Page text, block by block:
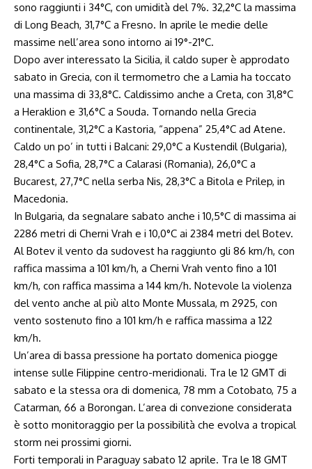
sono raggiunti i 34°C, con umidità del 7%. 32,2°C la massima
di Long Beach, 31,7°C a Fresno. In aprile le medie delle
massime nell’area sono intorno ai 19°-21°C.
Dopo aver interessato la Sicilia, il caldo super è approdato
sabato in Grecia, con il termometro che a Lamia ha toccato
una massima di 33,8°C. Caldissimo anche a Creta, con 31,8°C
a Heraklion e 31,6°C a Souda. Tornando nella Grecia
continentale, 31,2°C a Kastoria, “appena” 25,4°C ad Atene.
Caldo un po’ in tutti i Balcani: 29,0°C a Kustendil (Bulgaria),
28,4°C a Sofia, 28,7°C a Calarasi (Romania), 26,0°C a
Bucarest, 27,7°C nella serba Nis, 28,3°C a Bitola e Prilep, in
Macedonia.
In Bulgaria, da segnalare sabato anche i 10,5°C di massima ai
2286 metri di Cherni Vrah e i 10,0°C ai 2384 metri del Botev.
Al Botev il vento da sudovest ha raggiunto gli 86 km/h, con
raffica massima a 101 km/h, a Cherni Vrah vento fino a 101
km/h, con raffica massima a 144 km/h. Notevole la violenza
del vento anche al più alto Monte Mussala, m 2925, con
vento sostenuto fino a 101 km/h e raffica massima a 122
km/h.
Un’area di bassa pressione ha portato domenica piogge
intense sulle Filippine centro-meridionali. Tra le 12 GMT di
sabato e la stessa ora di domenica, 78 mm a Cotobato, 75 a
Catarman, 66 a Borongan. L’area di convezione considerata
è sotto monitoraggio per la possibilità che evolva a tropical
storm nei prossimi giorni.
Forti temporali in Paraguay sabato 12 aprile. Tra le 18 GMT